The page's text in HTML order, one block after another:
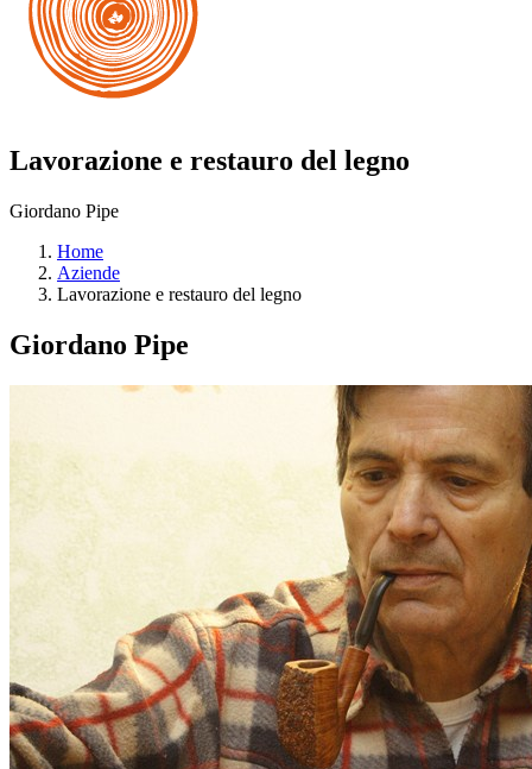
Lavorazione e restauro del legno
Giordano Pipe
Home
Aziende
Lavorazione e restauro del legno
Giordano Pipe